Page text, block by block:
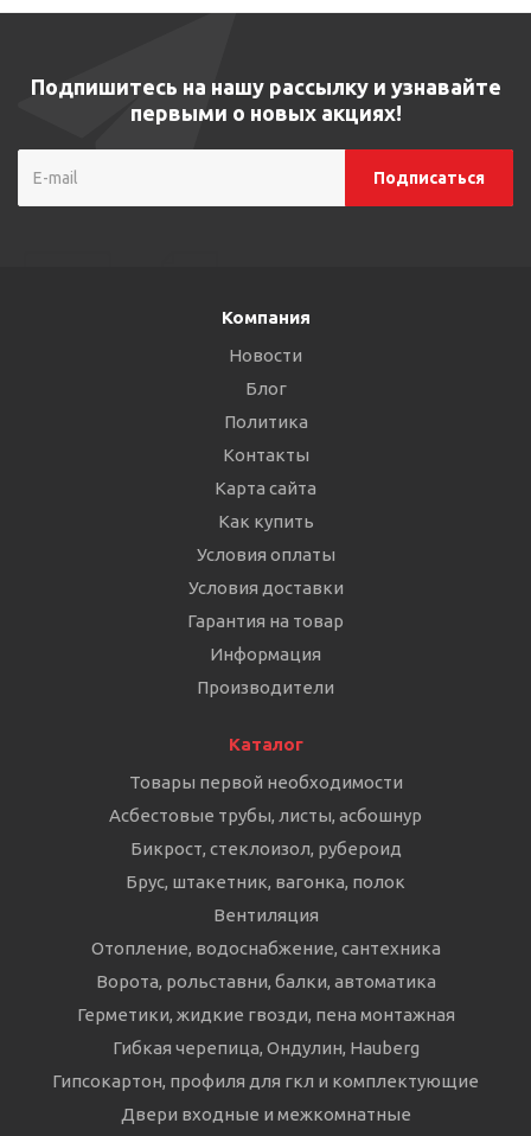
Подпишитесь на нашу рассылку и узнавайте
первыми о новых акциях!
Компания
Новости
Блог
Политика
Контакты
Карта сайта
Как купить
Условия оплаты
Условия доставки
Гарантия на товар
Информация
Производители
Каталог
Товары первой необходимости
Асбестовые трубы, листы, асбошнур
Бикрост, стеклоизол, рубероид
Брус, штакетник, вагонка, полок
Вентиляция
Отопление, водоснабжение, сантехника
Ворота, рольставни, балки, автоматика
Герметики, жидкие гвозди, пена монтажная
Гибкая черепица, Ондулин, Hauberg
Гипсокартон, профиля для гкл и комплектующие
Двери входные и межкомнатные